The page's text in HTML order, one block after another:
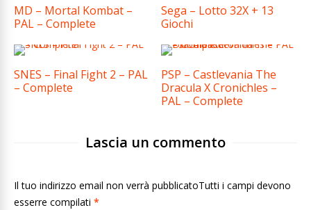
MD – Mortal Kombat –
PAL – Complete
Sega – Lotto 32X + 13
Giochi
SNES – Final Fight 2 – PAL
– Complete
PSP – Castlevania The
Dracula X Cronichles –
PAL – Complete
Lascia un commento
Il tuo indirizzo email non verrà pubblicatoTutti i campi devono
esserre compilati *